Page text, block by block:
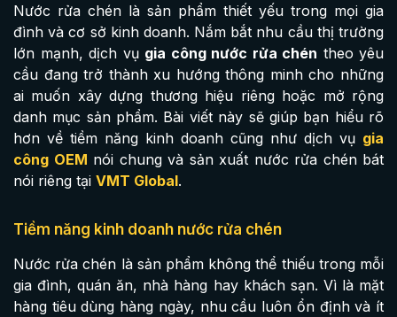
Nước rửa chén là sản phẩm thiết yếu trong mọi gia
đình và cơ sở kinh doanh. Nắm bắt nhu cầu thị trường
lớn mạnh, dịch vụ gia công nước rửa chén theo yêu
cầu đang trở thành xu hướng thông minh cho những
ai muốn xây dựng thương hiệu riêng hoặc mở rộng
danh mục sản phẩm. Bài viết này sẽ giúp bạn hiểu rõ
hơn về tiềm năng kinh doanh cũng như dịch vụ gia
công OEM nói chung và sản xuất nước rửa chén bát
nói riêng tại VMT Global.
Tiềm năng kinh doanh nước rửa chén
Nước rửa chén là sản phẩm không thể thiếu trong mỗi
gia đình, quán ăn, nhà hàng hay khách sạn. Vì là mặt
hàng tiêu dùng hàng ngày, nhu cầu luôn ổn định và ít